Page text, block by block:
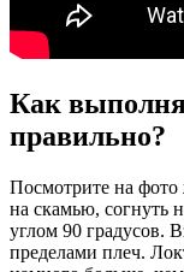
Как
правильно?
Посмотрите на
на скамью, согнуть
углом 90 градусов.
пределами плеч.